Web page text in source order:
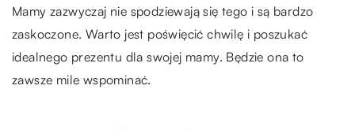
Mamy zazwyczaj nie spodziewają się tego i są bardzo
zaskoczone. Warto jest poświęcić chwilę i poszukać
idealnego prezentu dla swojej mamy. Będzie ona to
zawsze mile wspominać.